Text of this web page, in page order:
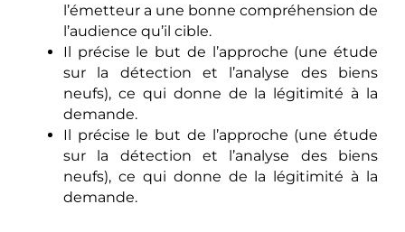
l’émetteur a une bonne compréhension de
l’audience qu’il cible.
Il précise le but de l’approche (une étude
sur la détection et l’analyse des biens
neufs), ce qui donne de la légitimité à la
demande.
Il précise le but de l’approche (une étude
sur la détection et l’analyse des biens
neufs), ce qui donne de la légitimité à la
demande.